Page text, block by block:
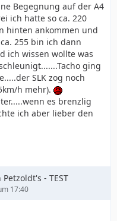
Begegnung auf der A4
ich hatte so ca. 220
hinten ankommen und
255 bin ich dann
ich wissen wollte was
ging
SLK zog noch
h mehr).
es brenzlig
ich aber lieber den
- TEST
17:40